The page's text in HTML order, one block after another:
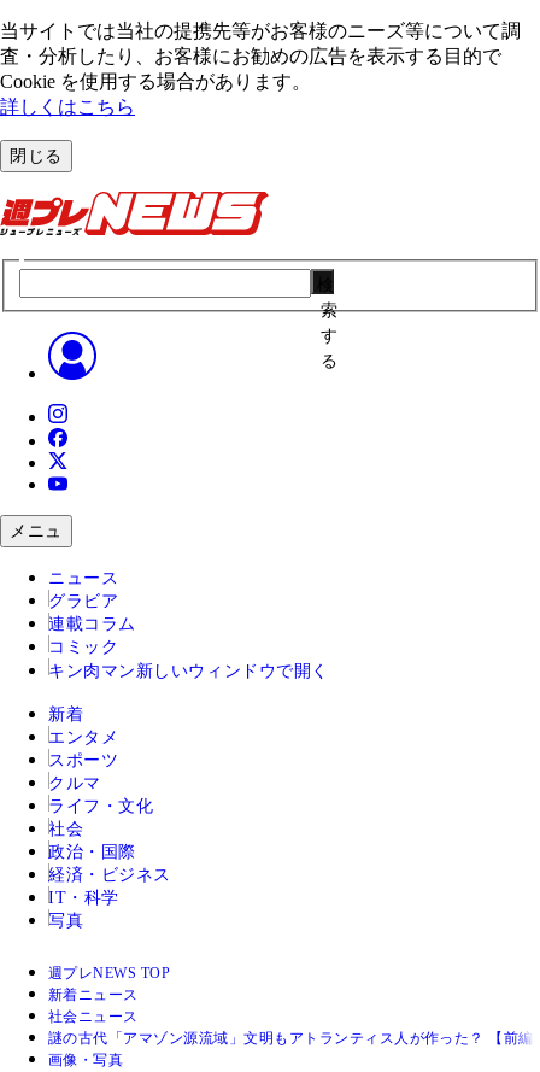
当サイトでは当社の提携先等がお客様のニーズ等について調
査・分析したり、お客様にお勧めの広告を表⽰する⽬的で
Cookie を使⽤する場合があります。
詳しくはこちら
閉じる
索
す
る
メニュ
ニュース
グラビア
連載コラム
コミック
キン肉マン 新しいウィンドウで開く
新着
エンタメ
スポーツ
クルマ
ライフ・文化
社会
政治・国際
経済・ビジネス
IT・科学
写真
週プレNEWS TOP
新着ニュース
社会ニュース
謎の古代「アマゾン源流域」文明もアトランティス人が作った？ 【前編
画像・写真